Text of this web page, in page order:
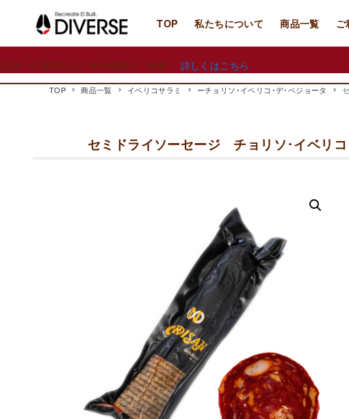
TOP 私たちについて 商品一覧 ご
店舗・企業様向けに特別価格をご用意！ 詳しくはこちら
TOP 商品一覧 イベリコサラミ ーチョリソ･イベリコ･デ･ベジョータ
セミドライソーセージ チョリソ･イベリ